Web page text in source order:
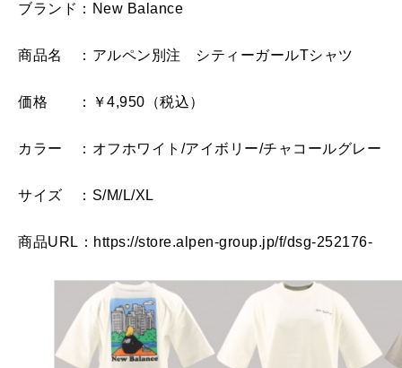
ブランド：New Balance
商品名 ：アルペン別注 シティーガールTシャツ
価格 ：￥4,950（税込）
カラー ：オフホワイト/アイボリー/チャコールグレー
サイズ ：S/M/L/XL
商品URL：https://store.alpen-group.jp/f/dsg-252176-